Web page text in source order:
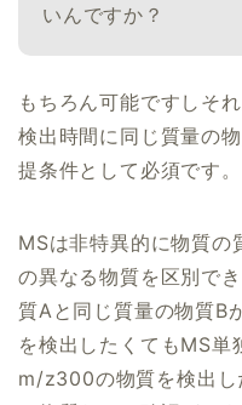
いんですか？
もちろん可能ですしそ
検出時間に同じ質量の
提条件として必須です。
MSは非特異的に物質の
の異なる物質を区別で
質Aと同じ質量の物質B
を検出したくてもMS単
m/z300の物質を検出し